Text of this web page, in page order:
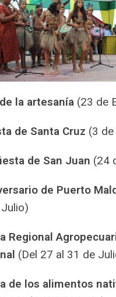
la artesanía (23 de
de Santa Cruz (3
de San Juan (24
de Puerto
Regional
(Del 27 al 31 de
de los alimentos